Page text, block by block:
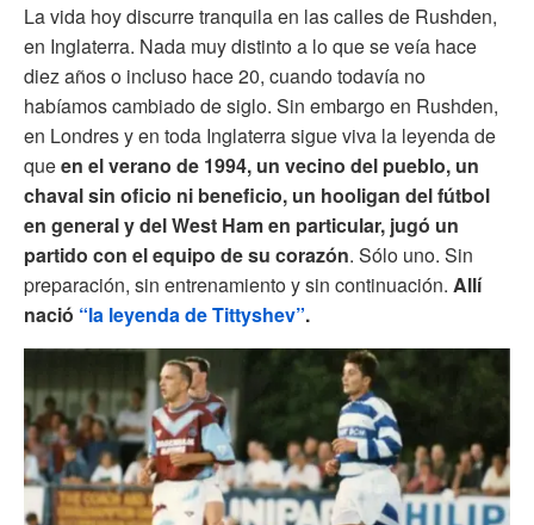
La vida hoy discurre tranquila en las calles de Rushden,
en Inglaterra. Nada muy distinto a lo que se veía hace
diez años o incluso hace 20, cuando todavía no
habíamos cambiado de siglo. Sin embargo en Rushden,
en Londres y en toda Inglaterra sigue viva la leyenda de
queen el verano de 1994, un vecino del pueblo, un
chaval sin oficio ni beneficio, un hooligan del fútbol
en general y del West Ham en particular, jugó un
partido con el equipo de su corazón. Sólo uno. Sin
preparación, sin entrenamiento y sin continuación. Allí
nació “la leyenda de Tittyshev”.